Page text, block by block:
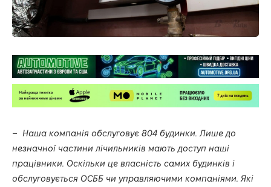
– Наша компанія обслуговує 804 будинки. Лише до
незначної частини лічильників мають доступ наші
працівники. Оскільки це власність самих будинків і
обслуговується ОСББ чи управляючими компаніями. Які